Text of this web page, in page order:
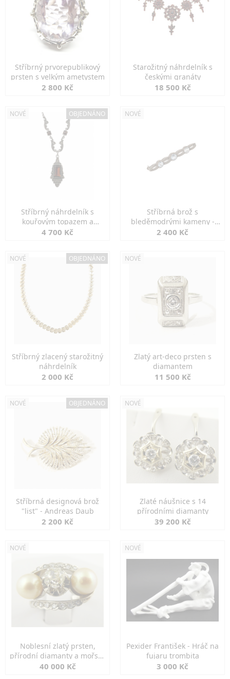
Stříbrný prvorepublikový
prsten s velkým ametystem
2 800 Kč
Starožitný náhrdelník s
českými granáty
18 500 Kč
NOVÉ OBJEDNÁNO
Stříbrný náhrdelník s
kouřovým topazem a
markazity
4 700 Kč
NOVÉ
Stříbrná brož s
bleděmodrými kameny -
jemná elegance
2 400 Kč
NOVÉ OBJEDNÁNO
Stříbrný zlacený starožitný
náhrdelník
2 000 Kč
NOVÉ
Zlatý art-deco prsten s
diamantem
11 500 Kč
NOVÉ OBJEDNÁNO
Stříbrná designová brož
"list" - Andreas Daub
2 200 Kč
NOVÉ
Zlaté náušnice s 14
přírodními diamanty
39 200 Kč
NOVÉ
Noblesní zlatý prsten,
přírodní diamanty a mořské
perly
40 000 Kč
NOVÉ
Pexider František - Hráč na
fujaru trombita
3 000 Kč